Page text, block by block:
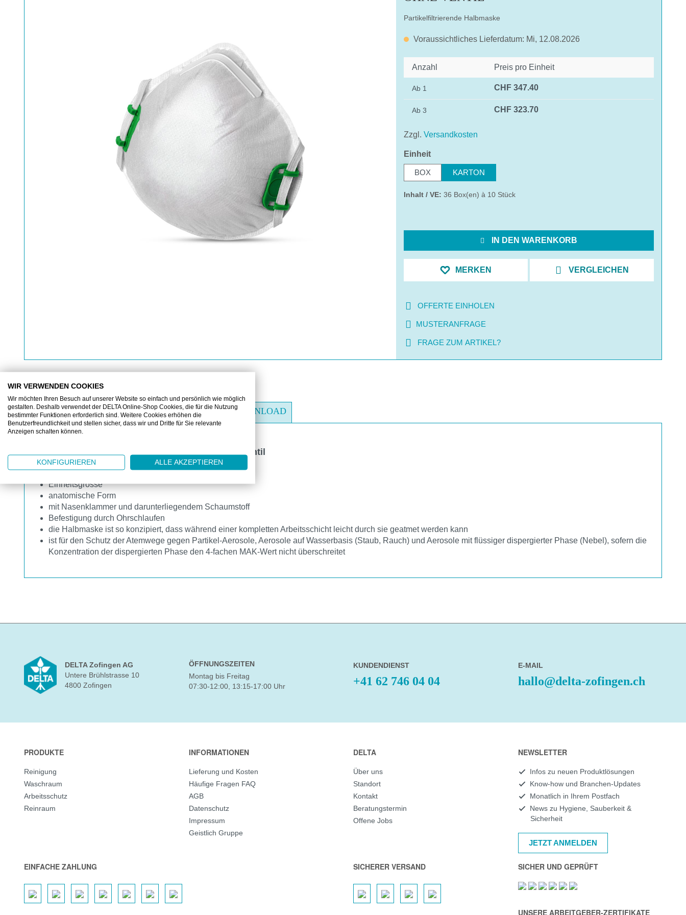
Partikelfiltrierende Halbmaske
Voraussichtliches Lieferdatum: Mi, 12.08.2026
Anzahl Preis pro Einheit
Ab 1 CHF 347.40
Ab 3 CHF 323.70
Zzgl. Versandkosten
Einheitauswählen
BOX KARTON
Inhalt / VE: 36 Box(en) à 10 Stück
IN DEN WARENKORB
MERKEN VERGLEICHEN
OFFERTE EINHOLEN
MUSTERANFRAGE
FRAGE ZUM ARTIKEL?
BESCHREIBUNG ZUSATZINFORMATIONEN DOWNLOAD
AIRCLEAN Korbmaske SM100 FFP1 NR D ohne Ventil
Einweg-Atemschutzmaske FFP1 ohne Ausatemventil
Einheitsgrösse
anatomische Form
mit Nasenklammer und darunterliegendem Schaumstoff
Befestigung durch Ohrschlaufen
die Halbmaske ist so konzipiert, dass während einer kompletten Arbeitsschicht leicht durch sie geatmet werden kann
ist für den Schutz der Atemwege gegen Partikel-Aerosole, Aerosole auf Wasserbasis (Staub, Rauch) und Aerosole mit flüssiger dispergierter Phase (Nebel), sofern die
Konzentration der dispergierten Phase den 4-fachen MAK-Wert nicht überschreitet
DELTA Zofingen AG
Untere Brühlstrasse 10
4800 Zofingen
ÖFFNUNGSZEITEN
Montag bis Freitag
07:30-12:00, 13:15-17:00 Uhr
KUNDENDIENST
+41 62 746 04 04
E-MAIL
hallo@delta-zofingen.ch
PRODUKTE
Reinigung
Waschraum
Arbeitsschutz
Reinraum
INFORMATIONEN
Lieferung und Kosten
Häufige Fragen FAQ
AGB
Datenschutz
Impressum
Geistlich Gruppe
DELTA
Über uns
Standort
Kontakt
Beratungstermin
Offene Jobs
NEWSLETTER
Infos zu neuen Produktlösungen
Know-how und Branchen-Updates
Monatlich in Ihrem Postfach
News zu Hygiene, Sauberkeit &
Sicherheit
JETZT ANMELDEN
EINFACHE ZAHLUNG SICHERER VERSAND SICHER UND GEPRÜFT
UNSERE ARBEITGEBER-ZERTIFIKATE
WIR VERWENDEN COOKIES
Wir möchten Ihren Besuch auf unserer Website so einfach und persönlich wie möglich
gestalten. Deshalb verwendet der DELTA Online-Shop Cookies, die für die Nutzung
bestimmter Funktionen erforderlich sind. Weitere Cookies erhöhen die
Benutzerfreundlichkeit und stellen sicher, dass wir und Dritte für Sie relevante
Anzeigen schalten können.
KONFIGURIEREN ALLE AKZEPTIEREN